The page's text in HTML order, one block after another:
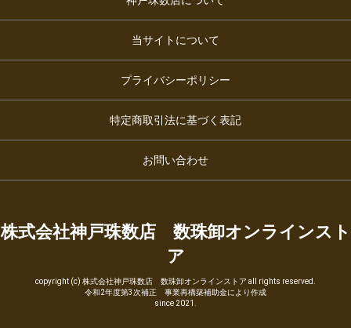
当サイトについて
プライバシーポリシー
特定商取引法に基づく表記
お問い合わせ
株式会社神戸珠数店 数珠卸オンラインスト
ア
copyright (c) 株式会社神戸珠数店 数珠卸オンラインストア all rights reserved.
令和2年度第3次補正 事業再構築補助金により作成
since 2021.